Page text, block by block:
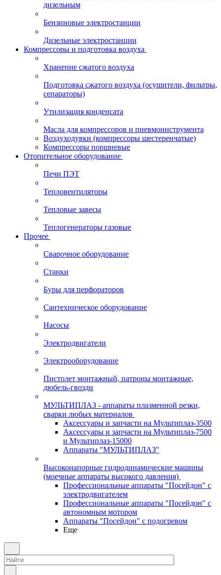
дизельным
Бензиновые электростанции
Дизельные электростанции
Компрессоры и подготовка воздуха
Хранение сжатого воздуха
Подготовка сжатого воздуха (осушители, фильтры,
сепараторы)
Утилизация конденсата
Масла для компрессоров и пневмоинструмента
Воздуходувки (компрессоры шестеренчатые)
Компрессоры поршневые
Отопительное оборудование
Печи ПЭТ
Тепловентиляторы
Тепловые завесы
Теплогенераторы газовые
Прочее
Сварочное оборудование
Станки
Буры для перфораторов
Сантехническое оборудование
Насосы
Электродвигатели
Электрооборудование
Пистолет монтажный, патроны монтажные,
дюбель-гвозди
МУЛЬТИПЛАЗ - аппараты плазменной резки,
сварки любых материалов
Аксессуары и запчасти на Мультиплаз-3500
Аксессуары и запчасти на Мультиплаз-7500
и Мультиплаз-15000
Аппараты "МУЛЬТИПЛАЗ"
Высоконапорные гидродинамические машины
(моечные аппараты высокого давления)
Профессиональные аппараты "Посейдон" с
электродвигателем
Профессиональные аппараты "Посейдон" с
автономным мотором
Аппараты "Посейдон" с подогревом
Еще